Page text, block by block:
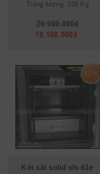
Trọng lượng: 200 Kg
20.900.000đ
19.100.000đ
11%
Két sắt solid sls-61e